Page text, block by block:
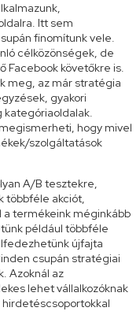
Itt sem
finomítunk vele.
célközönségek, de
Facebook követőkre is.
meg, az már stratégia
gyakori
kategóriaoldalak.
hogy mivel
szolgáltatások
A/B tesztekre,
többféle akciót,
termékeink méginkább
például többféle
újfajta
csupán stratégiai
Azoknál az
lehet vállalkozóknak